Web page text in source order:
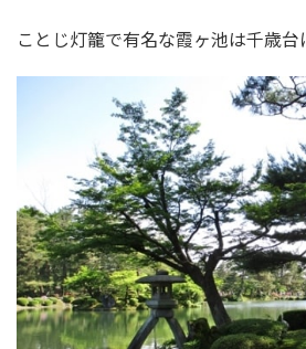
ことじ灯籠で有名な霞ヶ池は千歳台